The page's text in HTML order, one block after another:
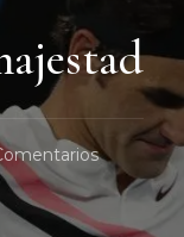
En
Larga
Vida